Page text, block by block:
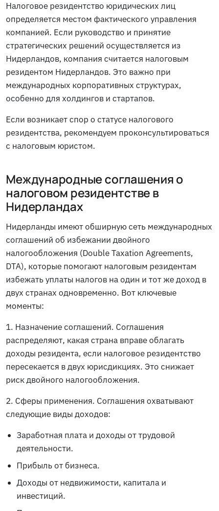
Налоговое резидентство юридических лиц
определяется местом фактического управления
компанией. Если руководство и принятие
стратегических решений осуществляется из
Нидерландов, компания считается налоговым
резидентом Нидерландов. Это важно при
международных корпоративных структурах,
особенно для холдингов и стартапов.
Если возникает спор о статусе налогового
резидентства, рекомендуем проконсультироваться
с налоговым юристом.
Международные соглашения о
налоговом резидентстве в
Нидерландах
Нидерланды имеют обширную сеть международных
соглашений об избежании двойного
налогообложения (Double Taxation Agreements,
DTA), которые помогают налоговым резидентам
избежать уплаты налогов на один и тот же доход в
двух странах одновременно. Вот ключевые
моменты:
1. Назначение соглашений. Соглашения
распределяют, какая страна вправе облагать
доходы резидента, если налоговое резидентство
пересекается в двух юрисдикциях. Это снижает
риск двойного налогообложения.
2. Сферы применения. Соглашения охватывают
следующие виды доходов:
Заработная плата и доходы от трудовой
деятельности.
Прибыль от бизнеса.
Доходы от недвижимости, капитала и
инвестиций.